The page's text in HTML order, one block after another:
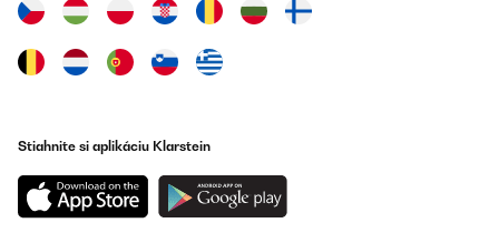
Stiahnite si aplikáciu Klarstein